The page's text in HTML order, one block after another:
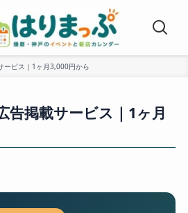
ービス｜1ヶ月3,000円から
告掲載サービス｜1ヶ月